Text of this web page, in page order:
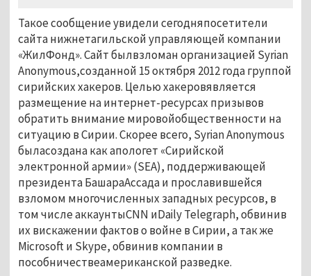
Такое сообщение увидели сегодняпосетители
сайта нижнетагильской управляющей компании
«ЖилФонд». Сайт былвзломан организацией Syrian
Anonymous,созданной 15 октября 2012 года группой
сирийских хакеров. Целью хакеровявляется
размещение на интернет-ресурсах призывов
обратить внимание мировойобщественности на
ситуацию в Сирии. Скорее всего, Syrian Anonymous
быласоздана как апологет «Сирийской
электронной армии» (SEA), поддерживающей
президента БашараАссада и прославившейся
взломом многочисленных западных ресурсов, в
том числе аккаунтыCNN иDaily Telegraph, обвинив
их вискажении фактов о войне в Сирии, а так же
Microsoft и Skype, обвинив компании в
пособничествеамериканской разведке.